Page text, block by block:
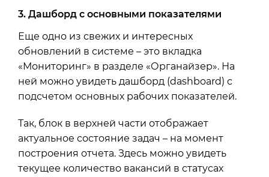
3. Дашборд с основными показателями
Еще одно из свежих и интересных
обновлений в системе – это вкладка
«Мониторинг» в разделе «Органайзер». На
ней можно увидеть дашборд (dashboard) с
подсчетом основных рабочих показателей.
Так, блок в верхней части отображает
актуальное состояние задач – на момент
построения отчета. Здесь можно увидеть
текущее количество вакансий в статусах